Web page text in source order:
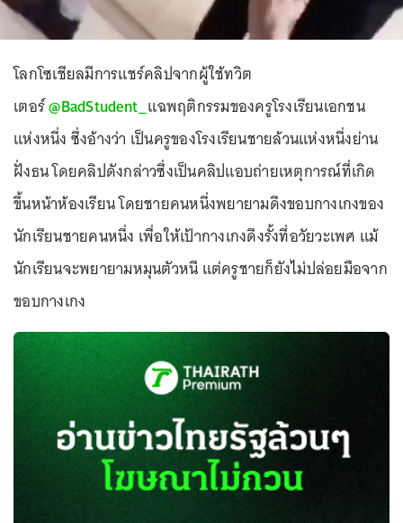
โลกโซเชียลมีการแชร์คลิปจากผู้ใช้ทวิต
เตอร์@BadStudent_แฉพฤติกรรมของครูโรงเรียนเอกชน
แห่งหนึ่ง ซึ่งอ้างว่า เป็นครูของโรงเรียนชายล้วนแห่งหนึ่งย่าน
ฝั่งธน โดยคลิปดังกล่าวซึ่งเป็นคลิปแอบถ่ายเหตุการณ์ที่เกิด
ขึ้นหน้าห้องเรียน โดยชายคนหนึ่งพยายามดึงขอบกางเกงของ
นักเรียนชายคนหนึ่ง เพื่อให้เป้ากางเกงดึงรั้งที่อวัยวะเพศ แม้
นักเรียนจะพยายามหมุนตัวหนี แต่ครูชายก็ยังไม่ปล่อยมือจาก
ขอบกางเกง